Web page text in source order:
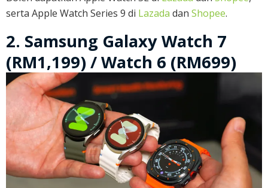
serta Apple Watch Series 9 di Lazada dan Shopee.
2. Samsung Galaxy Watch 7
(RM1,199) / Watch 6 (RM699)